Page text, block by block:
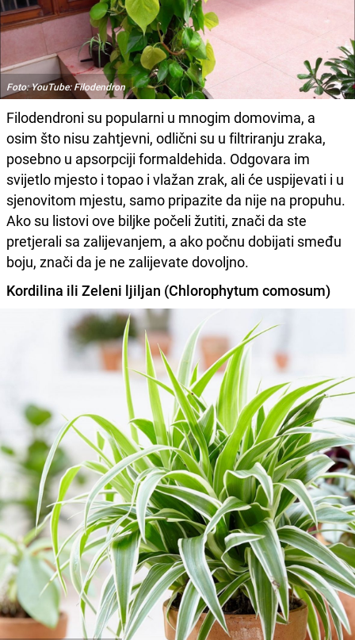
Foto: YouTube: Filodendron
Filodendroni su popularni u mnogim domovima, a
osim što nisu zahtjevni, odlični su u filtriranju zraka,
posebno u apsorpciji formaldehida. Odgovara im
svijetlo mjesto i topao i vlažan zrak, ali će uspijevati i u
sjenovitom mjestu, samo pripazite da nije na propuhu.
Ako su listovi ove biljke počeli žutiti, znači da ste
pretjerali sa zalijevanjem, a ako počnu dobijati smeđu
boju, znači da je ne zalijevate dovoljno.
Kordilina ili Zeleni ljiljan (Chlorophytum comosum)